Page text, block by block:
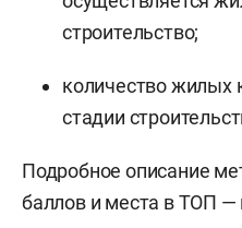
строительство;
количество жилых
стадии
Подробное описание
баллов и места в ТОП —